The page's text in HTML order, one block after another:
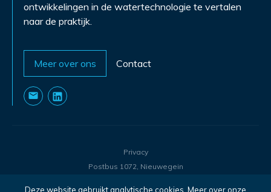
Deze website gebruikt analytische cookies. Meer over onze
ontwikkelingen in de watertechnologie te vertalen
naar de praktijk.
Meer over ons Contact
Postbus 1072, Nieuwegein
Privacy